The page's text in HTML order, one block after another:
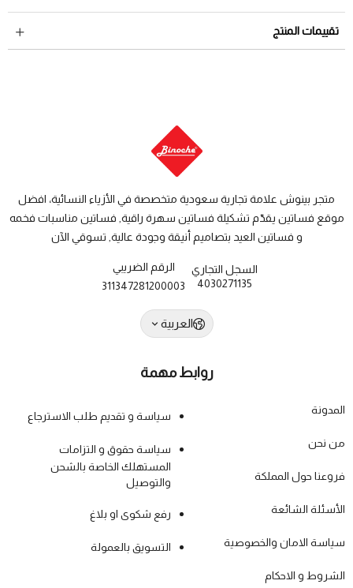
لمراجعة سياسة الاسترجاع عبر الرابط التالي
داخل السعودية: من 3 الى 8 أيام عمل
تقييمات المنتج
متجر بينوش علامة تجارية سعودية متخصصة في الأزياء النسائية، افضل
موقع فساتين يقدّم تشكيلة فساتين سهرة راقية, فساتين مناسبات فخمه
و فساتين العيد بتصاميم أنيقة وجودة عالية, تسوقي الآن
السجل التجاري
4030271135
الرقم الضريبي
311347281200003
العربية
روابط مهمة
المدونة
من نحن
فروعنا حول المملكة
الأسئلة الشائعة
سياسة الامان والخصوصية
الشروط و الاحكام
سياسة و تقديم طلب الاسترجاع
سياسة حقوق و التزامات
المستهلك الخاصة بالشحن
والتوصيل
رفع شكوى او بلاغ
التسويق بالعمولة